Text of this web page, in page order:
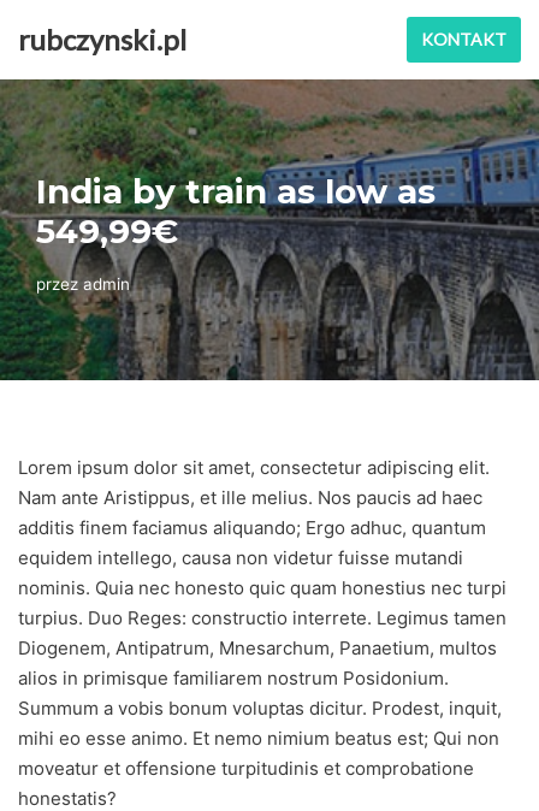
do
treści
rubczynski.pl KONTAKT
India by train as low as
549,99€
przez admin
Lorem ipsum dolor sit amet, consectetur adipiscing elit.
Nam ante Aristippus, et ille melius. Nos paucis ad haec
additis finem faciamus aliquando; Ergo adhuc, quantum
equidem intellego, causa non videtur fuisse mutandi
nominis. Quia nec honesto quic quam honestius nec turpi
turpius. Duo Reges: constructio interrete. Legimus tamen
Diogenem, Antipatrum, Mnesarchum, Panaetium, multos
alios in primisque familiarem nostrum Posidonium.
Summum a vobis bonum voluptas dicitur. Prodest, inquit,
mihi eo esse animo. Et nemo nimium beatus est; Qui non
moveatur et offensione turpitudinis et comprobatione
honestatis?